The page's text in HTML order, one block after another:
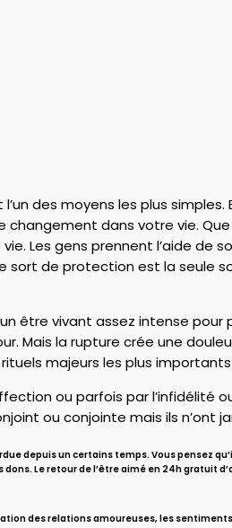
des moyens les plus simples.
dans votre vie.
Les gens prennent l’aide de
de protection est la seule
être vivant assez intense pour
Mais la rupture crée une
majeurs les plus
ou parfois par l’infidélité
ou conjointe mais ils n’ont
depuis un certains temps. Vous pensez
Le retour de l’être aimé en 24h gratuit
des relations amoureuses, les